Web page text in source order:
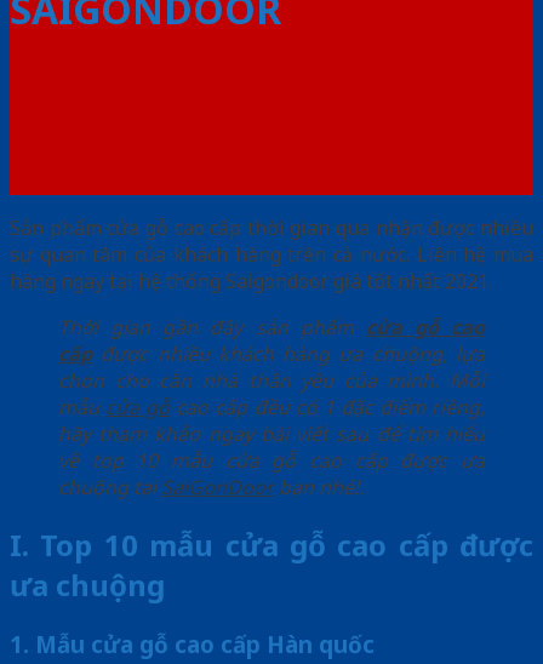
Sản phẩm cửa gỗ cao cấp thời gian qua nhận được nhiều
sự quan tâm của khách hàng trên cả nước. Liên hệ mua
hàng ngay tại hệ thống Saigondoor giá tốt nhất 2021.
Thời gian gần đây sản phẩm cửa gỗ cao
cấpđược nhiều khách hàng ưa chuộng, lựa
chọn cho căn nhà thân yêu của mình. Mỗi
mẫu cửa gỗcao cấp đều có 1 đặc điểm riêng,
hãy tham khảo ngay bài viết sau để tìm hiểu
về top 10 mẫu cửa gỗ cao cấp được ưa
chuộng tạiSaiGonDoorbạn nhé!.
I. Top 10 mẫu cửa gỗ cao cấp được
ưa chuộng
1. Mẫu cửa gỗ cao cấp Hàn quốc